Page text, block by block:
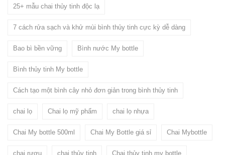
25+ mẫu chai thủy tinh độc lạ
7 cách rửa sạch và khử mùi bình thủy tinh cực kỳ dễ dàng
Bao bì bền vững Bình nước My bottle
Bình thủy tinh My bottle
Cách tạo một bình cây nhỏ đơn giản trong bình thủy tinh
chai lọ Chai lọ mỹ phẩm chai lọ nhựa
Chai My bottle 500ml Chai My Bottle giá sỉ Chai Mybottle
chai rượu chai thủy tinh Chai thủy tinh my bottle